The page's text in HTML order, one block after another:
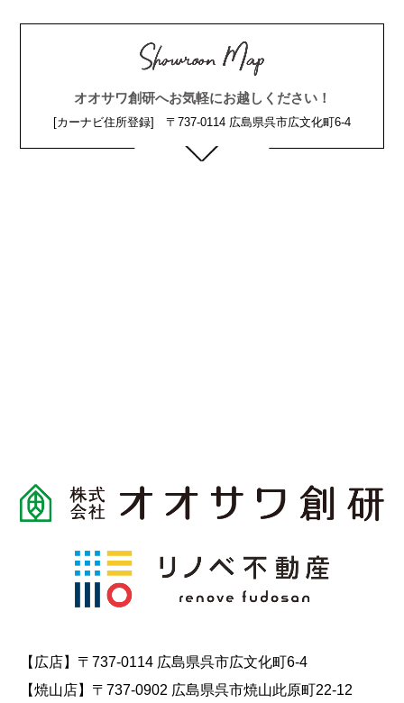
オオサワ創研へお気軽にお越しください！
[カーナビ住所登録] 〒737-0114 広島県呉市広文化町6-4
【広店】〒737-0114 広島県呉市広文化町6-4
【焼山店】〒737-0902 広島県呉市焼山此原町22-12